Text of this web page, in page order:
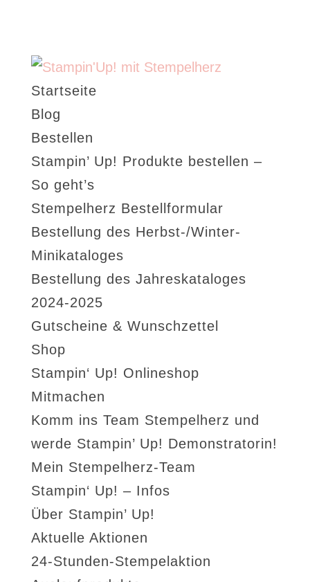
Startseite
Blog
Bestellen
Stampin’ Up! Produkte bestellen –
So geht’s
Stempelherz Bestellformular
Bestellung des Herbst-/Winter-
Minikataloges
Bestellung des Jahreskataloges
2024-2025
Gutscheine & Wunschzettel
Shop
Stampin‘ Up! Onlineshop
Mitmachen
Komm ins Team Stempelherz und
werde Stampin’ Up! Demonstratorin!
Mein Stempelherz-Team
Stampin‘ Up! – Infos
Über Stampin’ Up!
Aktuelle Aktionen
24-Stunden-Stempelaktion